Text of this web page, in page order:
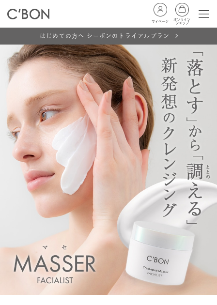
マイページ
オンライン
ショップ
はじめての方へ シーボンのトライアルプラン